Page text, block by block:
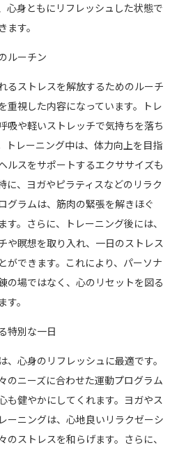
心身ともにリフレッシュした状態で
す。
ルーチン
るストレスを解放するためのルーチ
重視した内容になっています。トレ
吸や軽いストレッチで気持ちを落ち
トレーニング中は、体力向上を目指
ルスをサポートするエクササイズも
に、ヨガやピラティスなどのリラク
グラムは、筋肉の緊張を解きほぐ
す。さらに、トレーニング後には、
や瞑想を取り入れ、一日のストレス
ができます。これにより、パーソナ
の場ではなく、心のリセットを図る
。
特別な一日
、心身のリフレッシュに最適です。
のニーズに合わせた運動プログラム
も健やかにしてくれます。ヨガやス
ーニングは、心地良いリラクゼーシ
のストレスを和らげます。さらに、